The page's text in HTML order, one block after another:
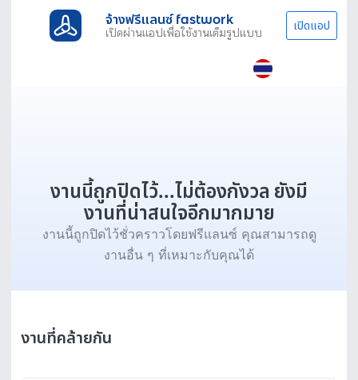
จ้างฟรีแลนซ์ fastwork
เปิดผ่านแอปเพื่อใช้งานเต็มรูปแบบ เปิดแอป
งานนี้ถูกปิดไว้...ไม่ต้องกังวล ยังมี
งานที่น่าสนใจอีกมากมาย
งานนี้ถูกปิดไว้ชั่วคราวโดยฟรีแลนซ์ คุณสามารถดู
งานอื่น ๆ ที่เหมาะกับคุณได้
งานที่คล้ายกัน